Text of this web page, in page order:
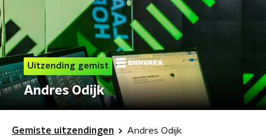
Uitzending gemist
Andres Odijk
Gemiste uitzendingen Andres Odijk